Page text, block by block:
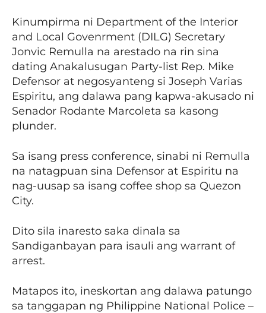
Kinumpirma ni Department of the Interior
and Local Govenrment (DILG) Secretary
Jonvic Remulla na arestado na rin sina
dating Anakalusugan Party-list Rep. Mike
Defensor at negosyanteng si Joseph Varias
Espiritu, ang dalawa pang kapwa-akusado ni
Senador Rodante Marcoleta sa kasong
plunder.
Sa isang press conference, sinabi ni Remulla
na natagpuan sina Defensor at Espiritu na
nag-uusap sa isang coffee shop sa Quezon
City.
Dito sila inaresto saka dinala sa
Sandiganbayan para isauli ang warrant of
arrest.
Matapos ito, ineskortan ang dalawa patungo
sa tanggapan ng Philippine National Police –